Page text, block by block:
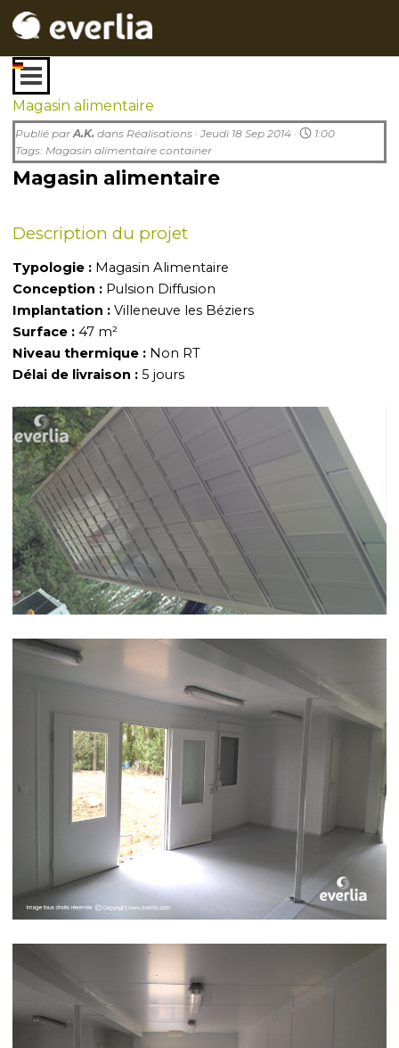
Sauter le menu
Magasin alimentaire
Publié parA.K. dans Réalisations · Jeudi 18 Sep 2014 ·
1:00
Tags: Magasin alimentaire container
Magasin alimentaire
Description du projet
Typologie : Magasin Alimentaire
Conception : Pulsion Diffusion
Implantation : Villeneuve les Béziers
Surface : 47 m²
Niveau thermique : Non RT
Délai de livraison : 5 jours